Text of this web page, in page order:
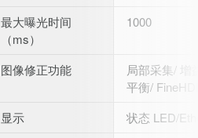
最大曝光时间
（ms）
1000
图像修正功能
局部采集/ 增
平衡/
显示
状态 LED/